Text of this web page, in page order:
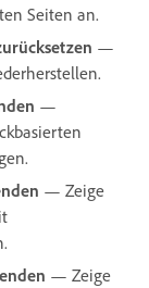
Seiten an.
—
—
— Zeige
— Zeige